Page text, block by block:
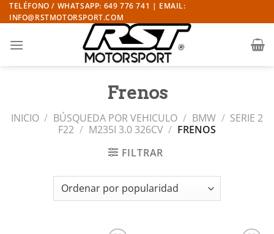
Saltar
al
TELÉFONO / WHATSAPP: 649 776 741 | EMAIL:
INFO@RSTMOTORSPORT.COM
Frenos
INICIO / BÚSQUEDA POR VEHICULO / BMW / SERIE 2
F22 / M235I 3.0 326CV / FRENOS
FILTRAR